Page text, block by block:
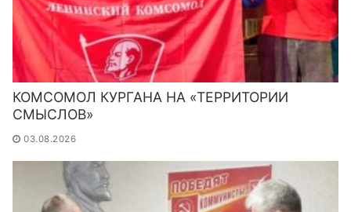
КОМСОМОЛ КУРГАНА НА «ТЕРРИТОРИИ
СМЫСЛОВ»
03.08.2026